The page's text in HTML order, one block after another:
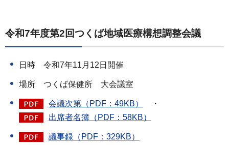
令和7年度第2回つくば地域医療構想調整会議
日時 令和7年11月12日開催
場所 つくば保健所 大会議室
会議次第（PDF：49KB）
・
出席者名簿（PDF：58KB）
議事録（PDF：329KB）